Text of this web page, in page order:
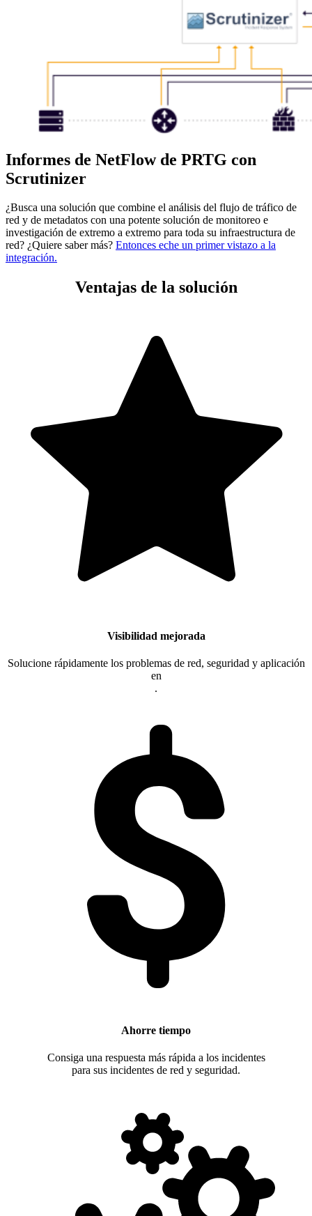
Informes de NetFlow de PRTG con
Scrutinizer
¿Busca una solución que combine el análisis del flujo de tráfico de
red y de metadatos con una potente solución de monitoreo e
investigación de extremo a extremo para toda su infraestructura de
red? ¿Quiere saber más? Entonces eche un primer vistazo a la
integración.
Ventajas de la solución
Visibilidad mejorada
Solucione rápidamente los problemas de red, seguridad y aplicación
en
.
Ahorre tiempo
Consiga una respuesta más rápida a los incidentes
para sus incidentes de red y seguridad.